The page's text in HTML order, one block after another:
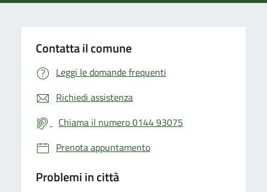
Contatta il comune
Leggi le domande frequenti
Richiedi assistenza
Chiama il numero 0144 93075
Prenota appuntamento
Problemi in città